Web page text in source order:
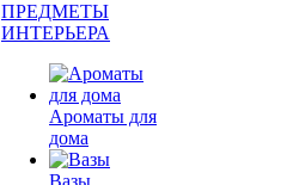
ПРЕДМЕТЫ
ИНТЕРЬЕРА
Ароматы для
дома
Вазы